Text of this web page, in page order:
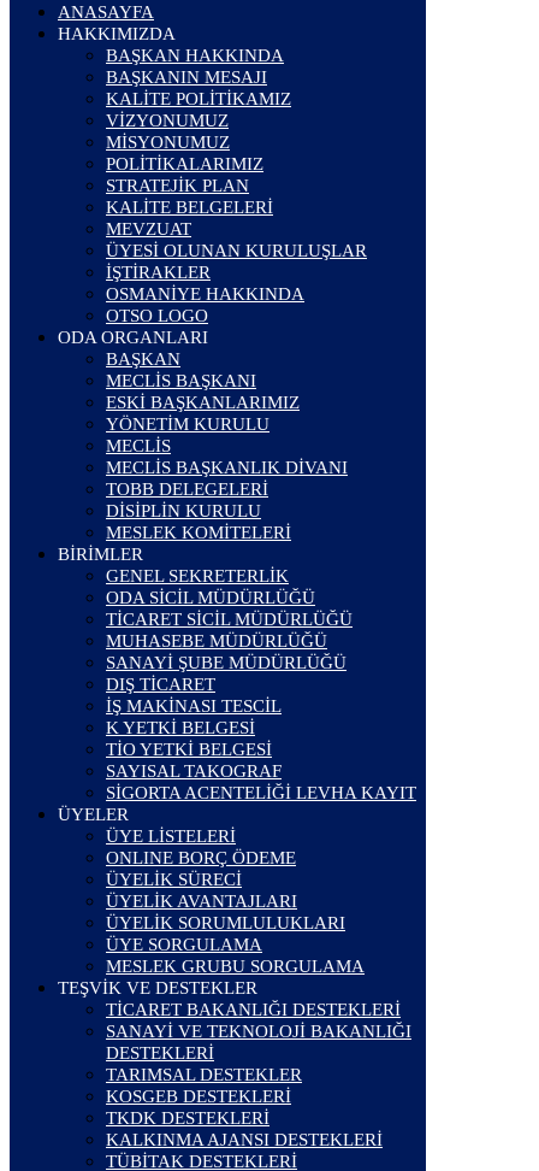
ANASAYFA
HAKKIMIZDA
BAŞKAN HAKKINDA
BAŞKANIN MESAJI
KALİTE POLİTİKAMIZ
VİZYONUMUZ
MİSYONUMUZ
POLİTİKALARIMIZ
STRATEJİK PLAN
KALİTE BELGELERİ
MEVZUAT
ÜYESİ OLUNAN KURULUŞLAR
İŞTİRAKLER
OSMANİYE HAKKINDA
OTSO LOGO
ODA ORGANLARI
BAŞKAN
MECLİS BAŞKANI
ESKİ BAŞKANLARIMIZ
YÖNETİM KURULU
MECLİS
MECLİS BAŞKANLIK DİVANI
TOBB DELEGELERİ
DİSİPLİN KURULU
MESLEK KOMİTELERİ
BİRİMLER
GENEL SEKRETERLİK
ODA SİCİL MÜDÜRLÜĞÜ
TİCARET SİCİL MÜDÜRLÜĞÜ
MUHASEBE MÜDÜRLÜĞÜ
SANAYİ ŞUBE MÜDÜRLÜĞÜ
DIŞ TİCARET
İŞ MAKİNASI TESCİL
K YETKİ BELGESİ
TİO YETKİ BELGESİ
SAYISAL TAKOGRAF
SİGORTA ACENTELİĞİ LEVHA KAYIT
ÜYELER
ÜYE LİSTELERİ
ONLINE BORÇ ÖDEME
ÜYELİK SÜRECİ
ÜYELİK AVANTAJLARI
ÜYELİK SORUMLULUKLARI
ÜYE SORGULAMA
MESLEK GRUBU SORGULAMA
TEŞVİK VE DESTEKLER
TİCARET BAKANLIĞI DESTEKLERİ
SANAYİ VE TEKNOLOJİ BAKANLIĞI
DESTEKLERİ
TARIMSAL DESTEKLER
KOSGEB DESTEKLERİ
TKDK DESTEKLERİ
KALKINMA AJANSI DESTEKLERİ
TÜBİTAK DESTEKLERİ